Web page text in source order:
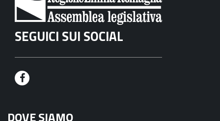
SEGUICI SUI SOCIAL
F
DOVE SIAMO